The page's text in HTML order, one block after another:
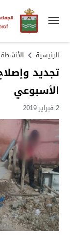
الرئيسية
تجديد
الأسبوعي
2 فبراير 2019